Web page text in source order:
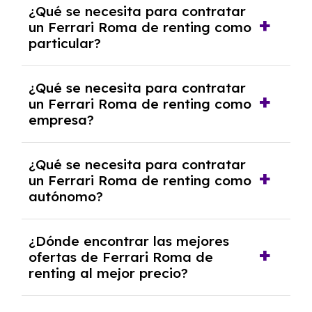
pero puede haber penalizaciones por
cancelación anticipada. Es importante revisar
las condiciones del contrato y hablar con un
experto que te asesore.
¿Qué se necesita para contratar
un Ferrari Roma de renting como
particular?
y, en algunos casos, una consulta de solvencia
crediticia y un pago inicial.
¿Qué se necesita para contratar
un Ferrari Roma de renting como
empresa?
documentación financiera y, en algunos
casos, un informe de solvencia de la empresa
y un pago inicial.
¿Qué se necesita para contratar
un Ferrari Roma de renting como
autónomo?
autónomos, justificante de ingresos y, en
algunos casos, un informe fiscal y un pago
inicial.
¿Dónde encontrar las mejores
ofertas de Ferrari Roma de
renting al mejor precio?